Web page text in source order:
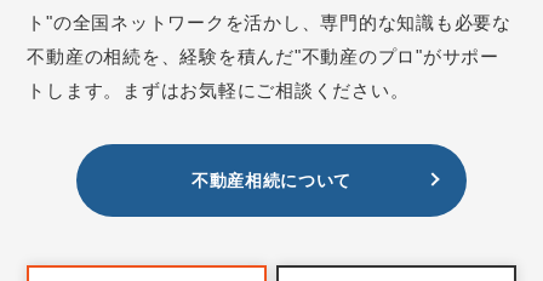
ト"の全国ネットワークを活かし、専門的な知識も必要な
不動産の相続を、経験を積んだ"不動産のプロ"がサポー
トします。まずはお気軽にご相談ください。
不動産相続について